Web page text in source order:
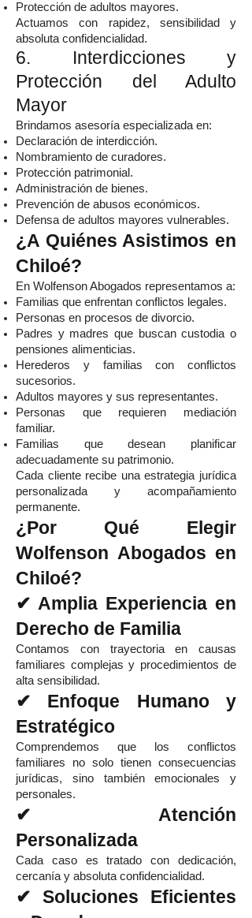
Protección de adultos mayores.
Actuamos con rapidez, sensibilidad y
absoluta confidencialidad.
6. Interdicciones y
Protección del Adulto
Mayor
Brindamos asesoría especializada en:
Declaración de interdicción.
Nombramiento de curadores.
Protección patrimonial.
Administración de bienes.
Prevención de abusos económicos.
Defensa de adultos mayores vulnerables.
¿A Quiénes Asistimos en
Chiloé?
En Wolfenson Abogados representamos a:
Familias que enfrentan conflictos legales.
Personas en procesos de divorcio.
Padres y madres que buscan custodia o
pensiones alimenticias.
Herederos y familias con conflictos
sucesorios.
Adultos mayores y sus representantes.
Personas que requieren mediación
familiar.
Familias que desean planificar
adecuadamente su patrimonio.
Cada cliente recibe una estrategia jurídica
personalizada y acompañamiento
permanente.
¿Por Qué Elegir
Wolfenson Abogados en
Chiloé?
✔ Amplia Experiencia en
Derecho de Familia
Contamos con trayectoria en causas
familiares complejas y procedimientos de
alta sensibilidad.
✔ Enfoque Humano y
Estratégico
Comprendemos que los conflictos
familiares no solo tienen consecuencias
jurídicas, sino también emocionales y
personales.
✔ Atención
Personalizada
Cada caso es tratado con dedicación,
cercanía y absoluta confidencialidad.
✔ Soluciones Eficientes